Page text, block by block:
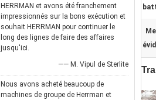
HERRMAN et avons été franchement
impressionnés sur la bons exécution et
souhait HERRMAN pour continuer le
long des lignes de faire des affaires
jusqu'ici.
—— M. Vipul de Sterlite
Nous avons acheté beaucoup de
machines de groupe de Herrman et